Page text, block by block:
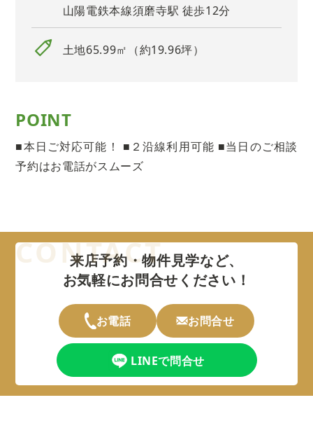
山陽電鉄本線須磨寺駅 徒歩12分
土地65.99㎡（約19.96坪）
POINT
■本日ご対応可能！ ■２沿線利用可能 ■当日のご相談
予約はお電話がスムーズ
来店予約・物件見学など、
お気軽にお問合せください！
お電話 お問合せ
LINEで問合せ